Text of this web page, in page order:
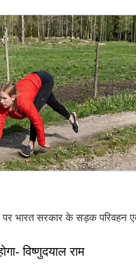
पर भारत सरकार के सड़क
विष्णुदयाल राम